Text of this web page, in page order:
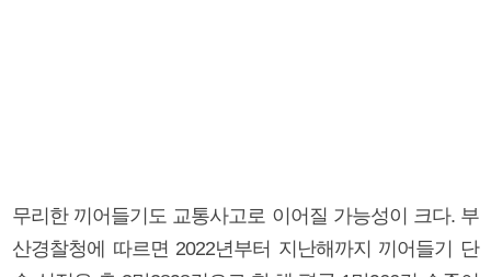
무리한 끼어들기도 교통사고로 이어질 가능성이 크다. 부
산경찰청에 따르면 2022년부터 지난해까지 끼어들기 단